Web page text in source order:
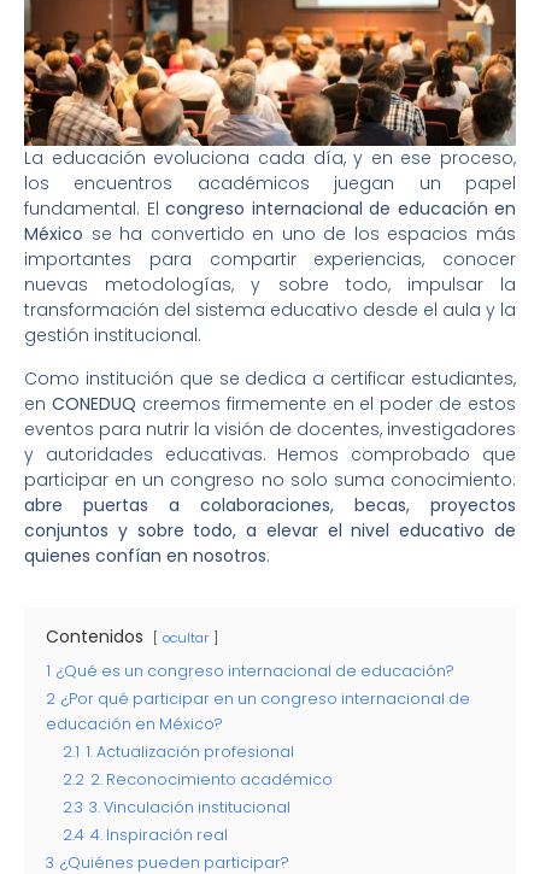
La educación evoluciona cada día, y en ese proceso,
los encuentros académicos juegan un papel
fundamental. El congreso internacional de educación en
México se ha convertido en uno de los espacios más
importantes para compartir experiencias, conocer
nuevas metodologías, y sobre todo, impulsar la
transformación del sistema educativo desde el aula y la
gestión institucional.
Como institución que se dedica a certificar estudiantes,
en CONEDUQ creemos firmemente en el poder de estos
eventos para nutrir la visión de docentes, investigadores
y autoridades educativas. Hemos comprobado que
participar en un congreso no solo suma conocimiento:
abre puertas a colaboraciones, becas, proyectos
conjuntos y sobre todo, a elevar el nivel educativo de
quienes confían en nosotros.
Contenidos ocultar
1 ¿Qué es un congreso internacional de educación?
2 ¿Por qué participar en un congreso internacional de
educación en México?
2.1 1. Actualización profesional
2.2 2. Reconocimiento académico
2.3 3. Vinculación institucional
2.4 4. Inspiración real
3 ¿Quiénes pueden participar?